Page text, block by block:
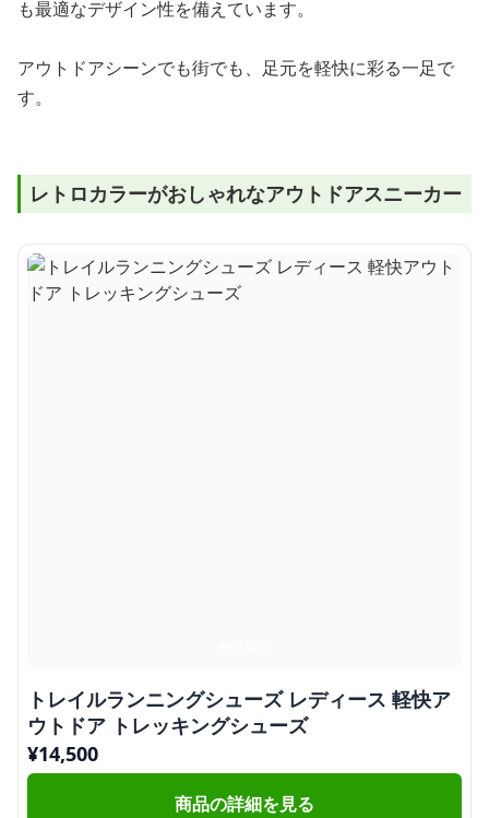
も最適なデザイン性を備えています。
アウトドアシーンでも街でも、足元を軽快に彩る一足で
す。
レトロカラーがおしゃれなアウトドアスニーカー
トレイルランニングシューズ レディース 軽快ア
ウトドア トレッキングシューズ
¥14,500
商品の詳細を見る